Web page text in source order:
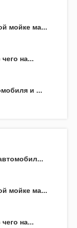
мойке ма...
на...
и ...
мойке ма...
на...